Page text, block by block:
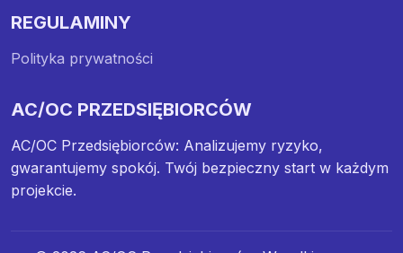
REGULAMINY
Polityka prywatności
AC/OC PRZEDSIĘBIORCÓW
AC/OC Przedsiębiorców: Analizujemy ryzyko,
gwarantujemy spokój. Twój bezpieczny start w każdym
projekcie.